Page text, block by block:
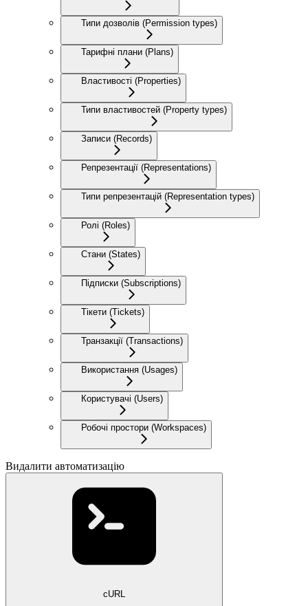
Типи дозволів (Permission types)
Тарифні плани (Plans)
Властивості (Properties)
Типи властивостей (Property types)
Записи (Records)
Репрезентації (Representations)
Типи репрезентацій (Representation types)
Ролі (Roles)
Стани (States)
Підписки (Subscriptions)
Тікети (Tickets)
Транзакції (Transactions)
Використання (Usages)
Користувачі (Users)
Робочі простори (Workspaces)
Видалити автоматизацію
cURL